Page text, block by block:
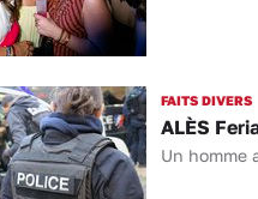
FAITS DIVERS
ALÈS
Un homme